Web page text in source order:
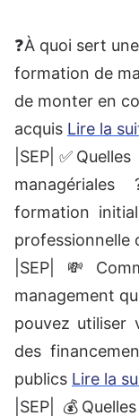
❓À quoi sert
formation de
de monter en
acquis Lire la
formation
professionnelle
management
pouvez utiliser
des
publics Lire la
|SEP|